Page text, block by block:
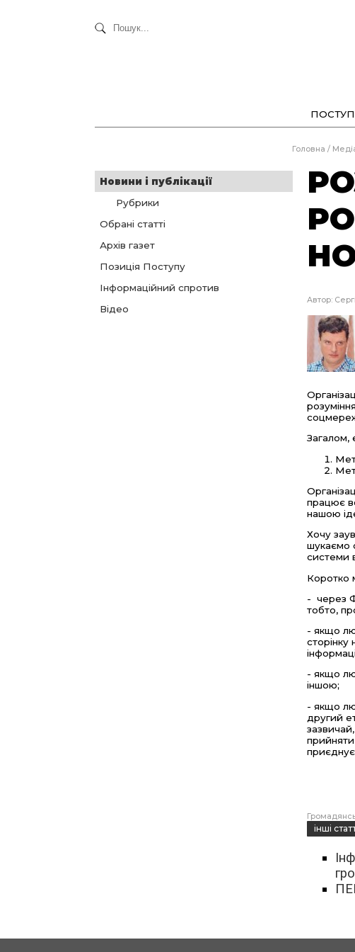
ПОСТУП
Головна /
Новини і публікації
Рубрики
Обрані статті
Архів газет
Позиція Поступу
Інформаційний спротив
Відео
Автор:
Загалом,
працює
нашою
Хочу
шукаємо
системи
Коротко
- через
тобто,
- якщо
- якщо
іншою;
- якщо
другий
інші